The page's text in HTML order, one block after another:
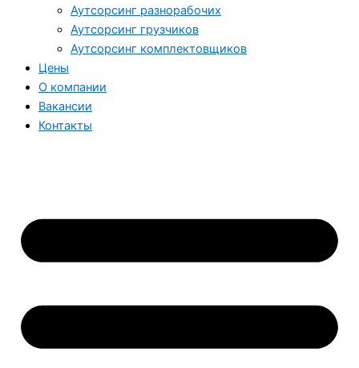
Аутсорсинг разнорабочих
Аутсорсинг грузчиков
Аутсорсинг комплектовщиков
Цены
О компании
Вакансии
Контакты